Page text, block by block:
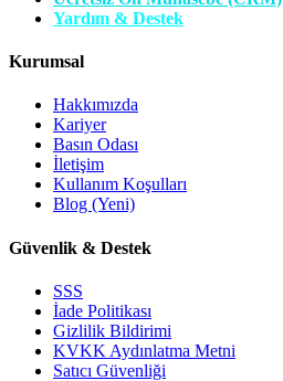
Yardım & Destek
Kurumsal
Hakkımızda
Kariyer
Basın Odası
İletişim
Kullanım Koşulları
Blog (Yeni)
Güvenlik & Destek
SSS
İade Politikası
Gizlilik Bildirimi
KVKK Aydınlatma Metni
Satıcı Güvenliği